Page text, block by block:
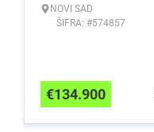
NOVI SAD
ŠIFRA: #574857
€134.900